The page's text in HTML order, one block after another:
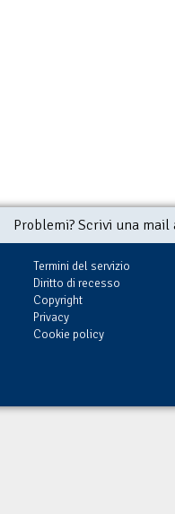
Problemi? Scrivi una
Termini del servizio
Diritto di recesso
Copyright
Privacy
Cookie policy